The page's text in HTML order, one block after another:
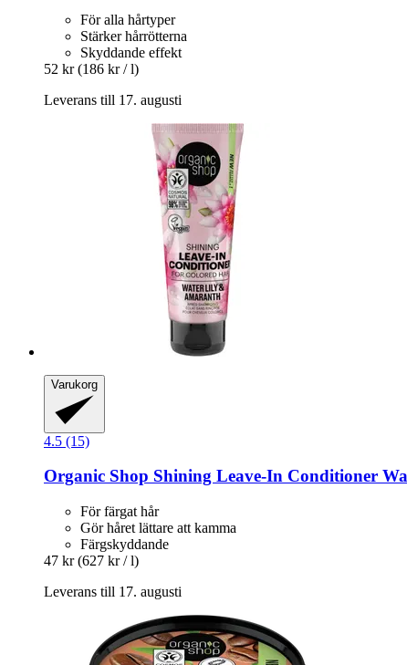
För alla hårtyper
Stärker hårrötterna
Skyddande effekt
52 kr (186 kr / l)
Leverans till 17. augusti
Varukorg
4.5 (15)
Organic Shop Shining Leave-​In Conditioner
För färgat hår
Gör håret lättare att kamma
Färgskyddande
47 kr (627 kr / l)
Leverans till 17. augusti